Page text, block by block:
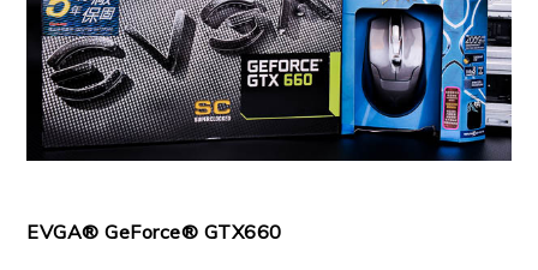
EVGA® GeForce® GTX660